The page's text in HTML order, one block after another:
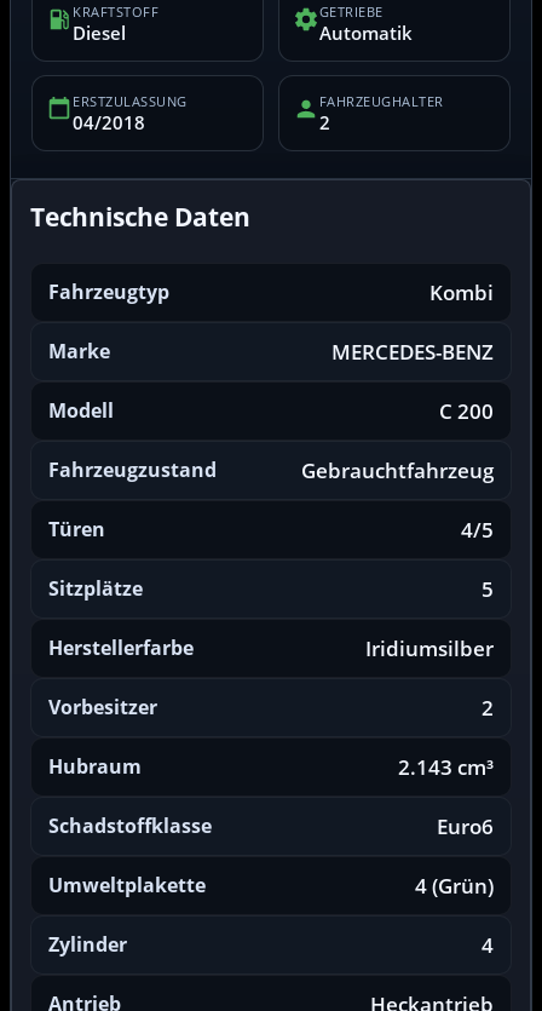
KRAFTSTOFF
Diesel
GETRIEBE
Automatik
ERSTZULASSUNG
04/2018
FAHRZEUGHALTER
2
Technische Daten
Fahrzeugtyp Kombi
Marke MERCEDES-BENZ
Modell C 200
Fahrzeugzustand Gebrauchtfahrzeug
Türen 4/5
Sitzplätze 5
Herstellerfarbe Iridiumsilber
Vorbesitzer 2
Hubraum 2.143 cm³
Schadstoffklasse Euro6
Umweltplakette 4 (Grün)
Zylinder 4
Antrieb Heckantrieb